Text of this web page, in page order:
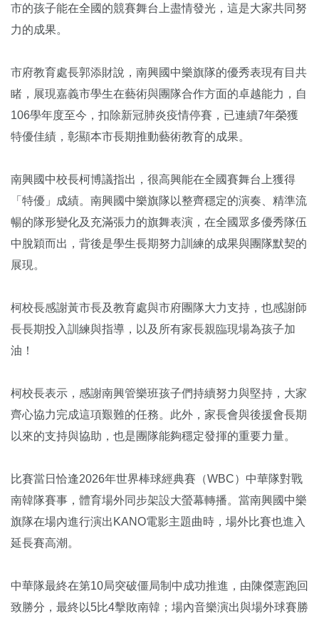
市的孩子能在全國的競賽舞台上盡情發光，這是大家共同努
力的成果。
市府教育處長郭添財說，南興國中樂旗隊的優秀表現有目共
睹，展現嘉義市學生在藝術與團隊合作方面的卓越能力，自
106學年度至今，扣除新冠肺炎疫情停賽，已連續7年榮獲
特優佳績，彰顯本市長期推動藝術教育的成果。
南興國中校長柯博議指出，很高興能在全國賽舞台上獲得
「特優」成績。南興國中樂旗隊以整齊穩定的演奏、精準流
暢的隊形變化及充滿張力的旗舞表演，在全國眾多優秀隊伍
中脫穎而出，背後是學生長期努力訓練的成果與團隊默契的
展現。
柯校長感謝黃市長及教育處與市府團隊大力支持，也感謝師
長長期投入訓練與指導，以及所有家長親臨現場為孩子加
油！
柯校長表示，感謝南興管樂班孩子們持續努力與堅持，大家
齊心協力完成這項艱難的任務。此外，家長會與後援會長期
以來的支持與協助，也是團隊能夠穩定發揮的重要力量。
比賽當日恰逢2026年世界棒球經典賽（WBC）中華隊對戰
南韓隊賽事，體育場外同步架設大螢幕轉播。當南興國中樂
旗隊在場內進行演出KANO電影主題曲時，場外比賽也進入
延長賽高潮。
中華隊最終在第10局突破僵局制中成功推進，由陳傑憲跑回
致勝分，最終以5比4擊敗南韓；場內音樂演出與場外球賽勝